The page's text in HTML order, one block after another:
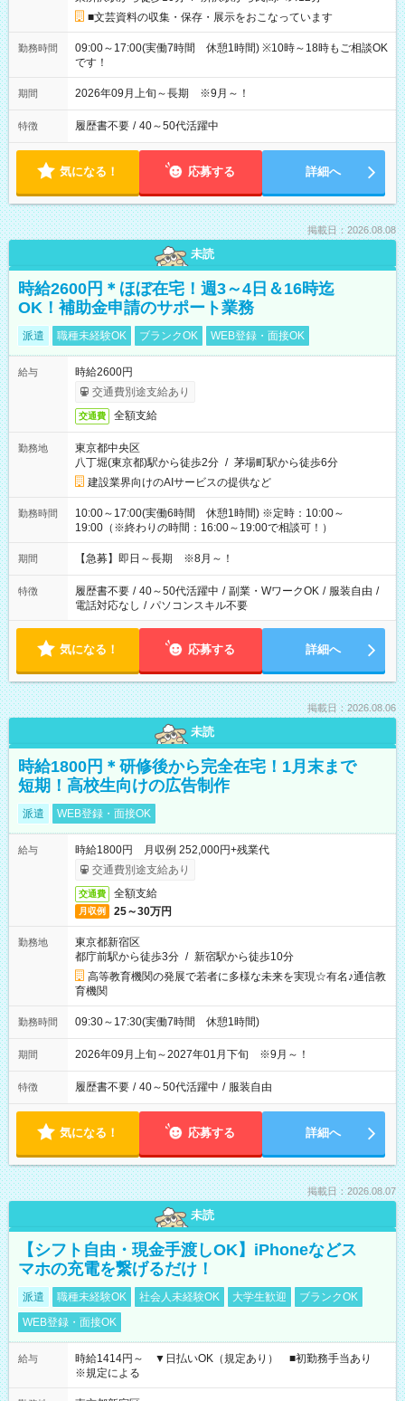
■文芸資料の収集・保存・展示をおこなっています
勤務時間
09:00～17:00(実働7時間 休憩1時間) ※10時～18時もご相談OK
です！
期間 2026年09月上旬～長期 ※9月～！
特徴 履歴書不要 / 40～50代活躍中
気になる！ 応募する 詳細へ
掲載日：2026.08.08
未読
時給2600円＊ほぼ在宅！週3～4日＆16時迄
OK！補助金申請のサポート業務
派遣 職種未経験OK ブランクOK WEB登録・面接OK
給与
時給2600円
交通費別途支給あり
交通費 全額支給
勤務地
東京都中央区
八丁堀(東京都)駅から徒歩2分 / 茅場町駅から徒歩6分
建設業界向けのAIサービスの提供など
勤務時間
10:00～17:00(実働6時間 休憩1時間) ※定時：10:00～
19:00（※終わりの時間：16:00～19:00で相談可！）
期間 【急募】即日～長期 ※8月～！
特徴 履歴書不要 / 40～50代活躍中 / 副業・WワークOK / 服装自由 /
電話対応なし / パソコンスキル不要
気になる！ 応募する 詳細へ
掲載日：2026.08.06
未読
時給1800円＊研修後から完全在宅！1月末まで
短期！高校生向けの広告制作
派遣 WEB登録・面接OK
給与
時給1800円 月収例 252,000円+残業代
交通費別途支給あり
交通費 全額支給
月収例 25～30万円
勤務地
東京都新宿区
都庁前駅から徒歩3分 / 新宿駅から徒歩10分
高等教育機関の発展で若者に多様な未来を実現☆有名♪通信教
育機関
勤務時間 09:30～17:30(実働7時間 休憩1時間)
期間 2026年09月上旬～2027年01月下旬 ※9月～！
特徴 履歴書不要 / 40～50代活躍中 / 服装自由
気になる！ 応募する 詳細へ
掲載日：2026.08.07
未読
【シフト自由・現金手渡しOK】iPhoneなどス
マホの充電を繋げるだけ！
派遣 職種未経験OK 社会人未経験OK 大学生歓迎
ブランクOK
WEB登録・面接OK
給与
時給1414円～ ▼日払いOK（規定あり） ■初勤務手当あり
※規定による